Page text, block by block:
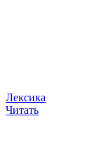
Лексика
Читать